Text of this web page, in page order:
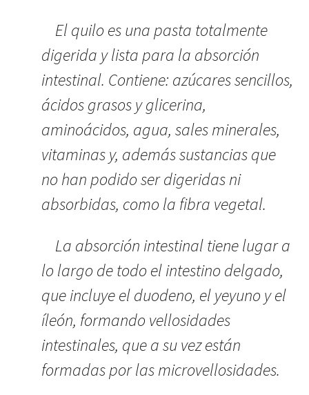
El quilo es una pasta totalmente
digerida y lista para la absorción
intestinal. Contiene: azúcares sencillos,
ácidos grasos y glicerina,
aminoácidos, agua, sales minerales,
vitaminas y, además sustancias que
no han podido ser digeridas ni
absorbidas, como la fibra vegetal.
La absorción intestinal tiene lugar a
lo largo de todo el intestino delgado,
que incluye el duodeno, el yeyuno y el
íleón, formando vellosidades
intestinales, que a su vez están
formadas por las microvellosidades.